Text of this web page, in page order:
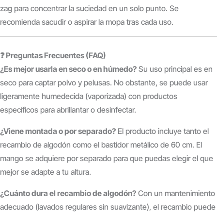
zag para concentrar la suciedad en un solo punto. Se
recomienda sacudir o aspirar la mopa tras cada uso.
❓ Preguntas Frecuentes (FAQ)
¿Es mejor usarla en seco o en húmedo? Su uso principal es en
seco para captar polvo y pelusas. No obstante, se puede usar
ligeramente humedecida (vaporizada) con productos
específicos para abrillantar o desinfectar.
¿Viene montada o por separado? El producto incluye tanto el
recambio de algodón como el bastidor metálico de 60 cm. El
mango se adquiere por separado para que puedas elegir el que
mejor se adapte a tu altura.
¿Cuánto dura el recambio de algodón? Con un mantenimiento
adecuado (lavados regulares sin suavizante), el recambio puede